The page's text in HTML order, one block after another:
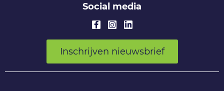
Social media
Inschrijven nieuwsbrief